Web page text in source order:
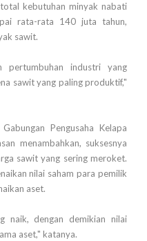
kebutuhan minyak nabati
rata-rata 140 juta tahun,
sawit.
pertumbuhan industri yang
sawit yang paling produktif,"
Pengusaha Kelapa
menambahkan, suksesnya
sawit yang sering meroket.
nilai saham para pemilik
aset.
naik, dengan demikian nilai
aset," katanya.